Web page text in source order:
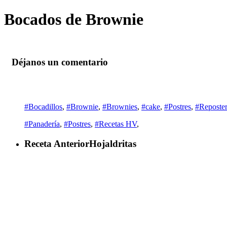
Bocados de Brownie
Déjanos un comentario
#Bocadillos, #Brownie, #Brownies, #cake, #Postres,
#Panadería, #Postres, #Recetas HV,
Receta AnteriorHojaldritas